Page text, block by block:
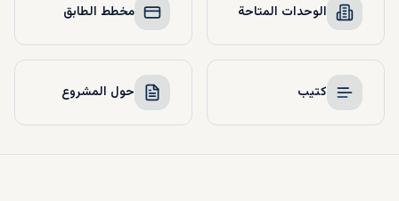
الوحدات المتاحة مخطط الطابق
كتيب حول المشروع